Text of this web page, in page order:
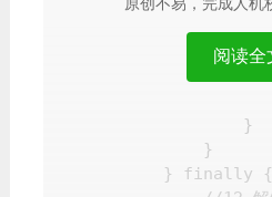
count
oldValue
}
}
} finally {
阅读全